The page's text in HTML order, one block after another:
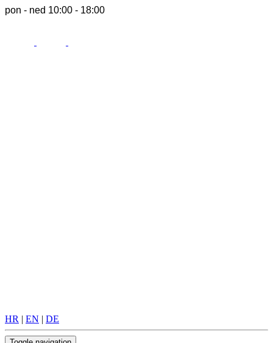
pon - ned 10:00 - 18:00
HR | EN | DE